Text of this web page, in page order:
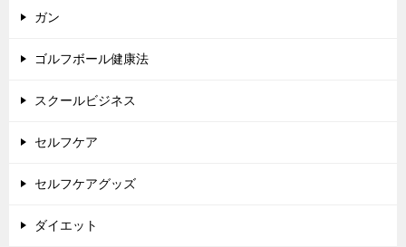
ガン
ゴルフボール健康法
スクールビジネス
セルフケア
セルフケアグッズ
ダイエット